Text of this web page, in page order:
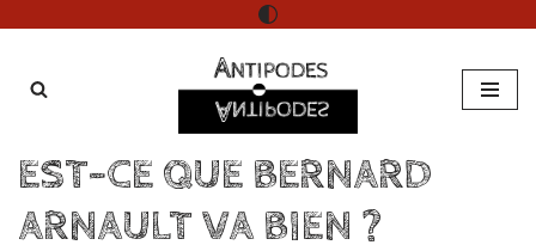
au
EST-CE QUE BERNARD
ARNAULT VA BIEN ?